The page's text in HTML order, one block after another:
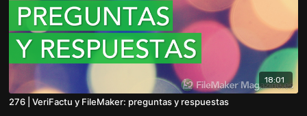
18:01
276 | VeriFactu y FileMaker: preguntas y respuestas